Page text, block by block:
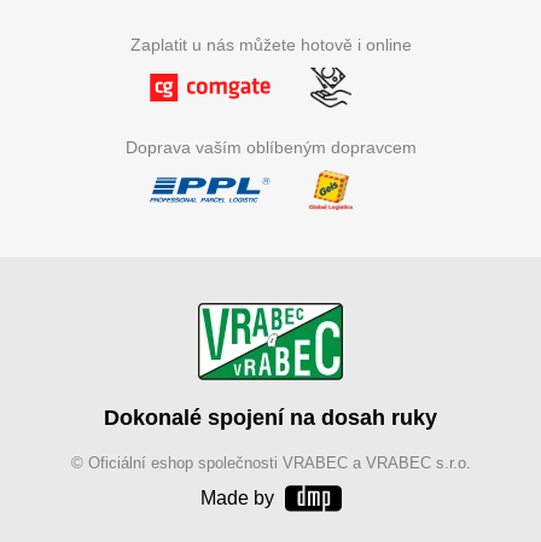
Zaplatit u nás můžete hotově i online
Doprava vaším oblíbeným dopravcem
Dokonalé spojení na dosah ruky
© Oficiální eshop společnosti VRABEC a VRABEC s.r.o.
Made by